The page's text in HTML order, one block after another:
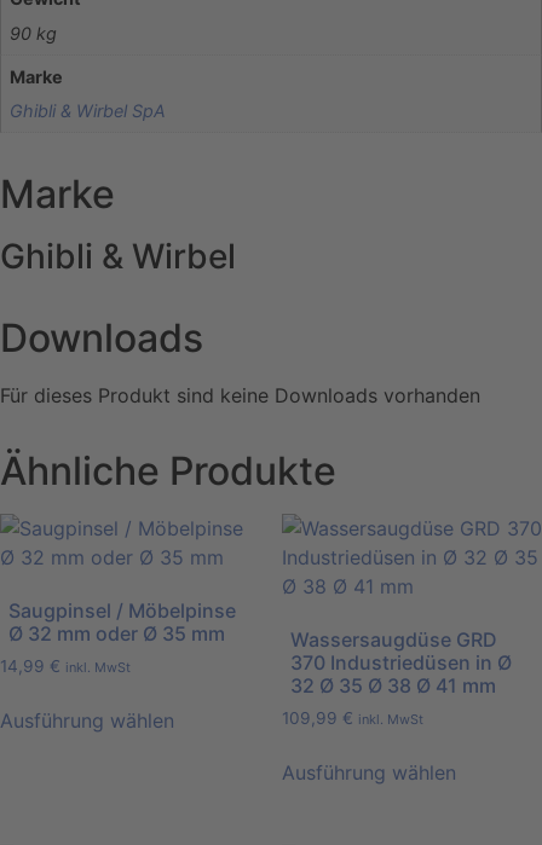
90 kg
Marke
Ghibli & Wirbel SpA
Marke
Ghibli & Wirbel
Downloads
Für dieses Produkt sind keine Downloads vorhanden
Ähnliche Produkte
Saugpinsel / Möbelpinse
Ø 32 mm oder Ø 35 mm
14,99 € inkl. MwSt
Ausführung wählen
Wassersaugdüse GRD
370 Industriedüsen in Ø
32 Ø 35 Ø 38 Ø 41 mm
109,99 € inkl. MwSt
Ausführung wählen